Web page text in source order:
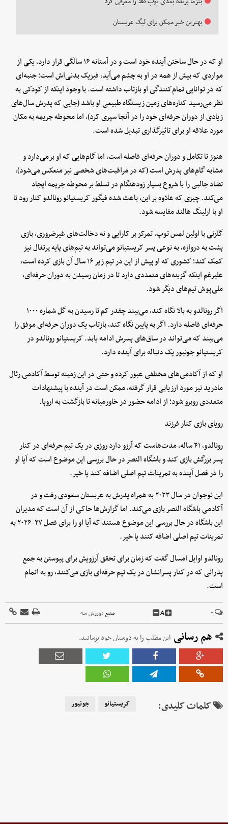
بهترین خبر ممکن برای لیگ عربستان
او که در حال ساختن آینده خود است و در آستانه ۱۶ سالگی قرار دارد، یکی از
مواردی که بیش از همه در او به چشم می‌آید، فیزیک بدنی‌اش است؛ جنبه‌ای
که در توانایی تمام‌کنندگی او بازتاب داشته است. با وجود اینکه از کودکی به
نظر می‌رسید کناره‌های زمین زیستگاه طبیعی او باشد (جایی که پدرش سال‌های
زیادی از دوران حرفه‌ای خود را در آنجا سپری کرد)، اما محوطه جریمه به مکان
مورد علاقه او برای تاثیرگذاری تبدیل شده است.
هنوز تا تکامل و دوران حرفه‌ای فاصله است، اما گام‌هایی که او برمی‌دارد و
مشابه گام‌های پدرش است (که در مراقبت‌های شخصی نیز منعکس می‌شود)،
تضاد جالبی را با شروعِ بسیار زودهنگام در تسلط بر محوطه جریمه ایجاد
می‌کند. چیزی که علاوه بر این، باعث شده فیگور کریستیانو رونالدو کنار رود تا
او با ارلینگ هالند مقایسه شود.
گلزنی با اولین لمس توپ، تمرکز بر کارایی و نه دخالت‌های غیرضروری، بازی
پشت به دروازه، به نوعی پسر کریستیانو می‌تواند به تیم‌های پایه پرتغال نیز
کمک کند؛ کشوری که او پیش از این در تیم زیر ۱۶ سال آن بازی کرده است،
علیرغم اینکه گزینه‌های متعددی دارد تا در زمان رسیدن به دوران حرفه‌ای،
ملی‌پوش تیم‌های دیگر شود.
اگر رونالدو به بالا نگاه کند، می‌بیند چقدر کم تا رسیدن به گل شماره ۱۰۰۰
حرفه‌ای فاصله دارد. اگر به پایین نگاه کند، بازتاب یک دوران حرفه‌ای موفق را
می‌بیند که می‌تواند در ساق‌های پسرش ادامه یابد. کریستیانو رونالدو در
کریستیانو جونیور یک دنباله برای آینده دارد.
او که از آکادمی‌های مختلفی عبور کرده و حتی در این زمینه توسط آکادمی رئال
مادرید نیز مورد ارزیابی قرار گرفته، ممکن است در آینده با پیشنهادات
متعددی روبرو شود؛ از ادامه حضور در خاورمیانه تا بازگشت به اروپا.
رویای بازی کنار فرزند
رونالدو، ۴۱ ساله، مدت‌هاست که آرزو دارد روزی در یک تیم حرفه‌ای در کنار
پسر بزرگش بازی کند و باشگاه النصر در حال بررسی این موضوع است که آیا او
را در فصل آینده به تمرینات تیم اصلی اضافه کند یا خیر.
این نوجوان در سال ۲۰۲۳ به همراه پدرش به عربستان سعودی رفت و در
آکادمی باشگاه النصر بازی می‌کند. اما گزارش‌ها حاکی از آن است که مدیران
این باشگاه در حال بررسی این موضوع هستند که آیا او را برای فصل ۲۷-۲۰۲۶ به
تمرینات تیم اصلی اضافه کنند یا خیر.
رونالدو اوایل امسال گفت که زمان برای تحقق آرزویش برای پیوستن به جمع
پدرانی که در کنار پسرانشان در یک تیم حرفه‌ای بازی می‌کنند، رو به اتمام
است.
۰ A منبع :ورزش سه
هم رسانی این مطلب را به دوستان خود برسانید.
کلمات کلیدی: کریستیانو جونیور